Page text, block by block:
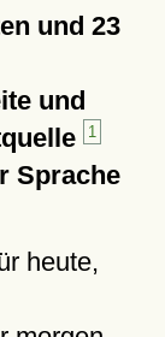
und 23
und
1
Sprache
heute,